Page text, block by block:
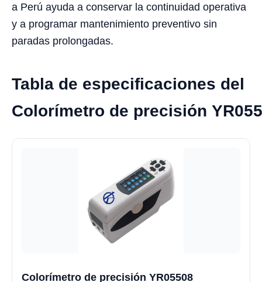
a Perú ayuda a conservar la continuidad operativa
y a programar mantenimiento preventivo sin
paradas prolongadas.
Tabla de especificaciones del
Colorímetro de precisión
Colorímetro de precisión YR05508